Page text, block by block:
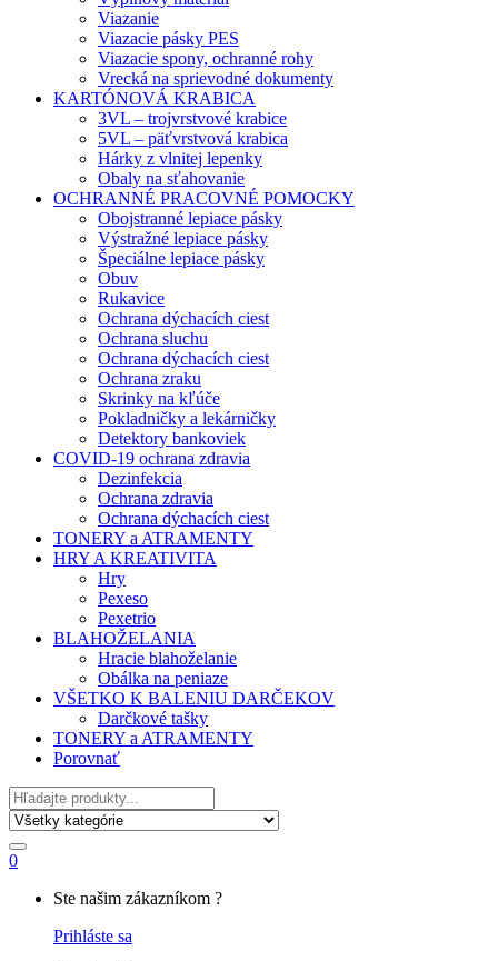
Viazanie
Viazacie pásky PES
Viazacie spony, ochranné rohy
Vrecká na sprievodné dokumenty
KARTÓNOVÁ KRABICA
3VL – trojvrstvové krabice
5VL – päťvrstvová krabica
Hárky z vlnitej lepenky
Obaly na sťahovanie
OCHRANNÉ PRACOVNÉ POMOCKY
Obojstranné lepiace pásky
Výstražné lepiace pásky
Špeciálne lepiace pásky
Obuv
Rukavice
Ochrana dýchacích ciest
Ochrana sluchu
Ochrana dýchacích ciest
Ochrana zraku
Skrinky na kľúče
Pokladničky a lekárničky
Detektory bankoviek
COVID-19 ochrana zdravia
Dezinfekcia
Ochrana zdravia
Ochrana dýchacích ciest
TONERY a ATRAMENTY
HRY A KREATIVITA
Hry
Pexeso
Pexetrio
BLAHOŽELANIA
Hracie blahoželanie
Obálka na peniaze
VŠETKO K BALENIU DARČEKOV
Darčkové tašky
TONERY a ATRAMENTY
Porovnať
Hľadať
0
Ste našim zákazníkom ?
Prihláste sa